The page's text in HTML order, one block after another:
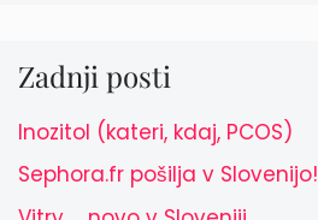
Zadnji posti
Inozitol (kateri, kdaj, PCOS)
Sephora.fr pošilja v Slovenijo!